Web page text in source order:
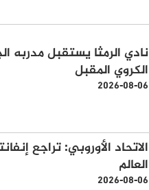
نادي الرمثا يستقبل مدربه
الكروي المقبل
2026-08-06
الاتحاد الأوروبي: تراجع
العالم
2026-08-06